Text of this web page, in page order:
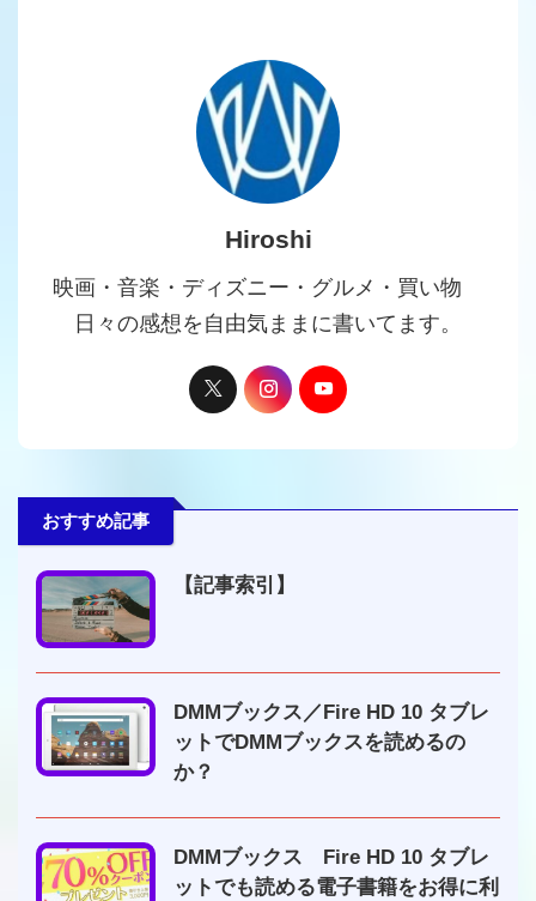
Hiroshi
映画・音楽・ディズニー・グルメ・買い物
日々の感想を自由気ままに書いてます。
おすすめ記事
【記事索引】
DMMブックス／Fire HD 10 タブレ
ットでDMMブックスを読めるの
か？
DMMブックス Fire HD 10 タブレ
ットでも読める電子書籍をお得に利